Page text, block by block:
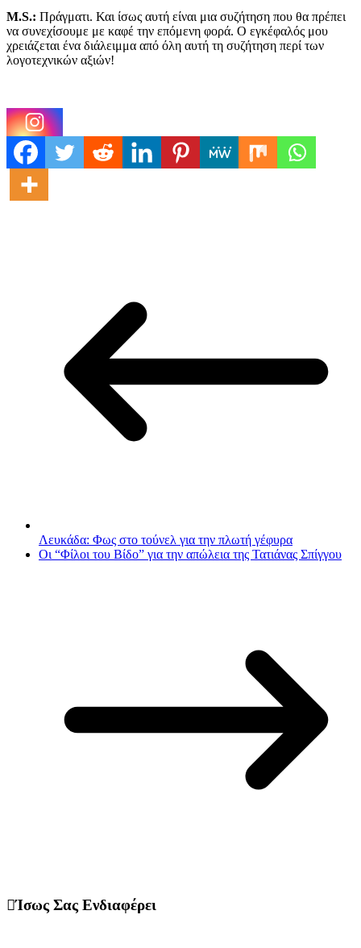
M.S.: Πράγματι. Και ίσως αυτή είναι μια συζήτηση που θα πρέπει
να συνεχίσουμε με καφέ την επόμενη φορά. Ο εγκέφαλός μου
χρειάζεται ένα διάλειμμα από όλη αυτή τη συζήτηση περί των
λογοτεχνικών αξιών!
Λευκάδα: Φως στο τούνελ για την πλωτή γέφυρα
Οι “Φίλοι του Βίδο” για την απώλεια της Τατιάνας Σπίγγου
Ίσως Σας Ενδιαφέρει